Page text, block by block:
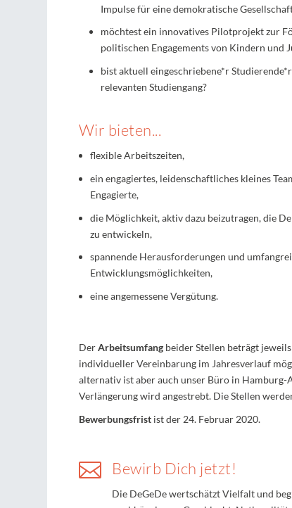
Impulse für eine demokratische
möchtest ein innovatives Pilotprojekt zur
politischen Engagements von Kindern und
bist aktuell eingeschriebene*r
relevanten Studiengang?
Wir bieten...
flexible Arbeitszeiten,
ein engagiertes, leidenschaftliches kleines
Engagierte,
die Möglichkeit, aktiv dazu beizutragen, die
zu entwickeln,
spannende Herausforderungen und
Entwicklungsmöglichkeiten,
eine angemessene Vergütung.
DerArbeitsumfangbeider Stellen beträgt
individueller Vereinbarung im Jahresverlauf
alternativ ist aber auch unser Büro in Hamburg-
Verlängerung wird angestrebt. Die Stellen
Bewerbungsfrist ist der 24. Februar 2020.
 Bewirb Dich jetzt!
Die DeGeDe wertschätzt Vielfalt und